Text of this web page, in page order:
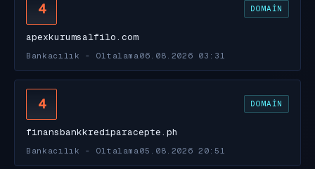
4 DOMAIN
apexkurumsalfilo.com
Bankacılık - Oltalama 06.08.2026 03:31
4 DOMAIN
finansbankkrediparacepte.ph
Bankacılık - Oltalama 05.08.2026 20:51